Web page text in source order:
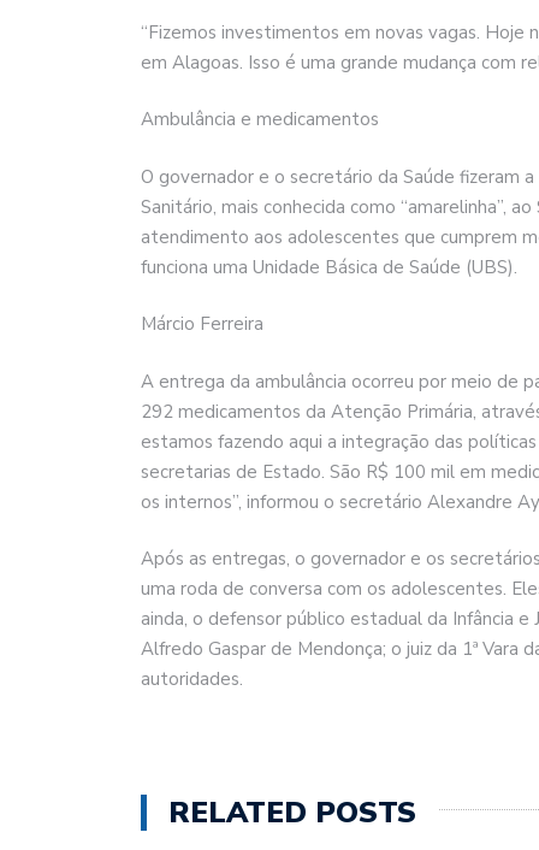
“Fizemos investimentos em novas vagas. Hoje
em Alagoas. Isso é uma grande mudança com
Ambulância e medicamentos
O governador e o secretário da Saúde fizeram
Sanitário, mais conhecida como “amarelinha”,
atendimento aos adolescentes que cumprem
funciona uma Unidade Básica de Saúde (UBS).
Márcio Ferreira
A entrega da ambulância ocorreu por meio de
292 medicamentos da Atenção Primária,
estamos fazendo aqui a integração das
secretarias de Estado. São R$ 100 mil em
os internos”, informou o secretário Alexandre
Após as entregas, o governador e os
uma roda de conversa com os adolescentes.
ainda, o defensor público estadual da Infância
Alfredo Gaspar de Mendonça; o juiz da 1ª Vara
autoridades.
RELATED POSTS